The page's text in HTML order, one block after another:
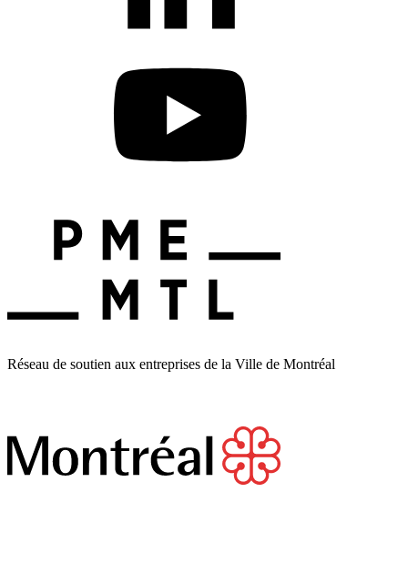
Réseau de soutien aux entreprises de la Ville de Montréal